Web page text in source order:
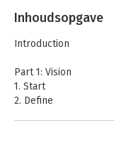
Inhoudsopgave
Introduction
Part 1: Vision
1. Start
2. Define